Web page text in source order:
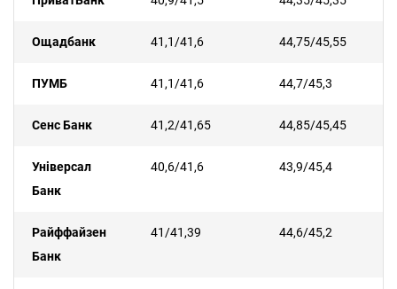
Ощадбанк 41,1/41,6 44,75/45,55
ПУМБ 41,1/41,6 44,7/45,3
Сенс Банк 41,2/41,65 44,85/45,45
Універсал
Банк
40,6/41,6 43,9/45,4
Райффайзен
Банк
41/41,39 44,6/45,2